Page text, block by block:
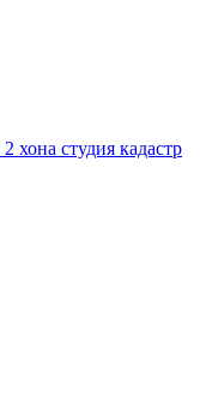
хона студия кадастр